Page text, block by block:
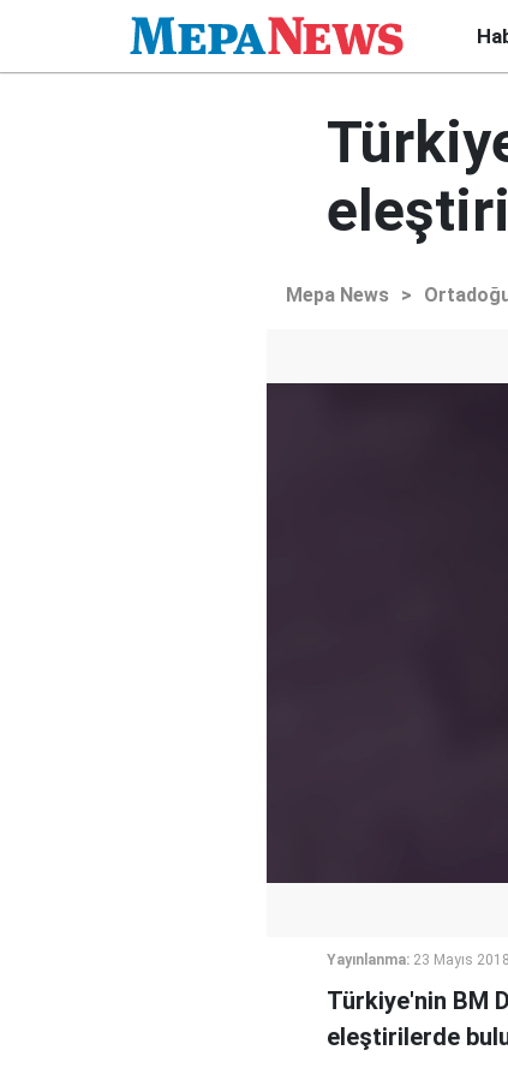
Mepa News >
Yayınlanma: 23 Mayıs
Türkiye'nin BM
eleştirilerde